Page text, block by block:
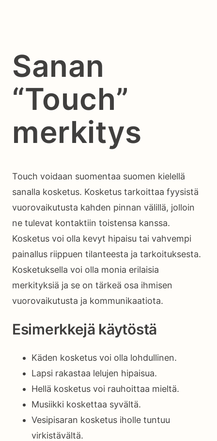
Sanan
“Touch”
merkitys
Touch voidaan suomentaa suomen kielellä
sanalla kosketus. Kosketus tarkoittaa fyysistä
vuorovaikutusta kahden pinnan välillä, jolloin
ne tulevat kontaktiin toistensa kanssa.
Kosketus voi olla kevyt hipaisu tai vahvempi
painallus riippuen tilanteesta ja tarkoituksesta.
Kosketuksella voi olla monia erilaisia
merkityksiä ja se on tärkeä osa ihmisen
vuorovaikutusta ja kommunikaatiota.
Esimerkkejä käytöstä
Käden kosketus voi olla lohdullinen.
Lapsi rakastaa lelujen hipaisua.
Hellä kosketus voi rauhoittaa mieltä.
Musiikki koskettaa syvältä.
Vesipisaran kosketus iholle tuntuu
virkistävältä.